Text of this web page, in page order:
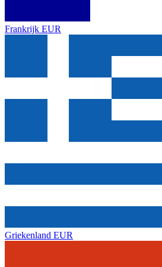
Frankrijk EUR
Griekenland EUR